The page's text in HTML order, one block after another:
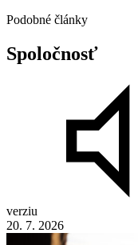
Podobné články
Spoločnosť
verziu
20. 7. 2026